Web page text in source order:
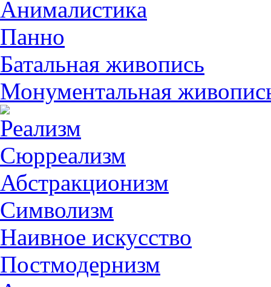
Анималистикa
Панно
Батальная живопись
Монументальная
Реализм
Сюрреализм
Абстракционизм
Символизм
Наивное искусство
Постмодернизм